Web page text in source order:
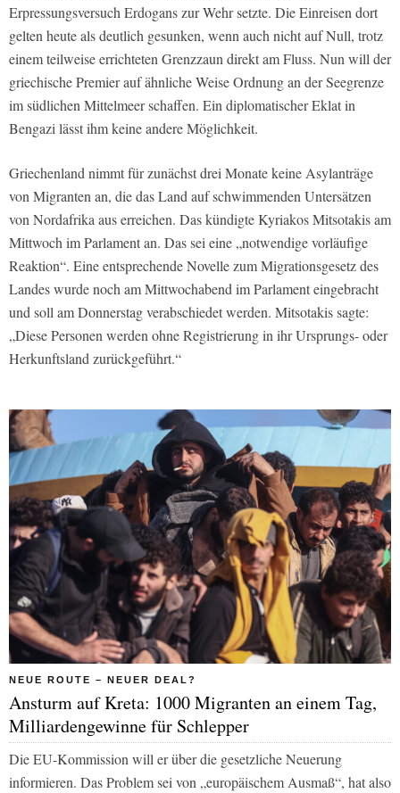
Erpressungsversuch Erdogans zur Wehr setzte. Die Einreisen dort
gelten heute als deutlich gesunken, wenn auch nicht auf Null, trotz
einem teilweise errichteten Grenzzaun direkt am Fluss. Nun will der
griechische Premier auf ähnliche Weise Ordnung an der Seegrenze
im südlichen Mittelmeer schaffen. Ein diplomatischer Eklat in
Bengazi lässt ihm keine andere Möglichkeit.
Griechenland nimmt für zunächst drei Monate keine Asylanträge
von Migranten an, die das Land auf schwimmenden Untersätzen
von Nordafrika aus erreichen. Das kündigte Kyriakos Mitsotakis am
Mittwoch im Parlament an. Das sei eine „notwendige vorläufige
Reaktion“. Eine entsprechende Novelle zum Migrationsgesetz des
Landes wurde noch am Mittwochabend im Parlament eingebracht
und soll am Donnerstag verabschiedet werden. Mitsotakis sagte:
„Diese Personen werden ohne Registrierung in ihr Ursprungs- oder
Herkunftsland zurückgeführt.“
NEUE ROUTE – NEUER DEAL?
Ansturm auf Kreta: 1000 Migranten an einem Tag,
Milliardengewinne für Schlepper
Die EU-Kommission will er über die gesetzliche Neuerung
informieren. Das Problem sei von „europäischem Ausmaß“, hat also